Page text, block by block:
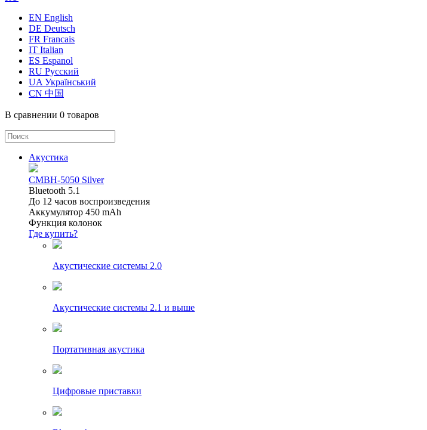
EN English
DE Deutsch
FR Francais
IT Italian
ES Espanol
RU Русский
UA Український
CN 中国
В сравнении 0 товаров
Акустика
CMBH-5050 Silver
Bluetooth 5.1
До 12 часов воспроизведения
Аккумулятор 450 mAh
Функция колонок
Где купить?
Акустические системы 2.0
Акустические системы 2.1 и выше
Портативная акустика
Цифровые приставки